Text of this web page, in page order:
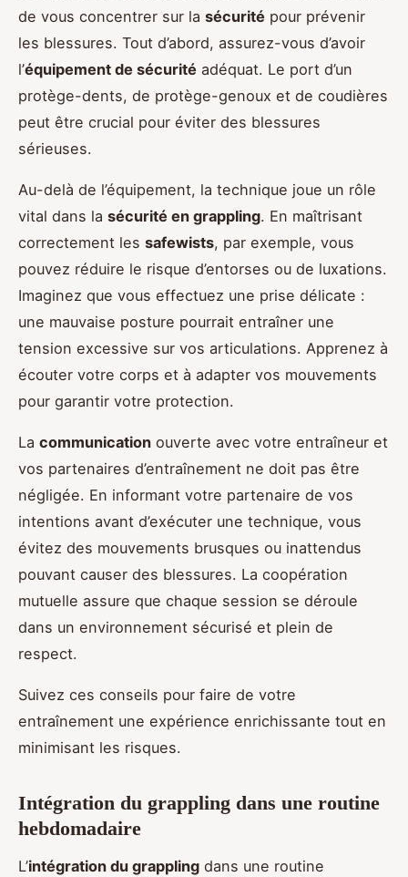
de vous concentrer sur la sécurité pour prévenir
les blessures. Tout d’abord, assurez-vous d’avoir
l’équipement de sécurité adéquat. Le port d’un
protège-dents, de protège-genoux et de coudières
peut être crucial pour éviter des blessures
sérieuses.
Au-delà de l’équipement, la technique joue un rôle
vital dans la sécurité en grappling. En maîtrisant
correctement les safewists, par exemple, vous
pouvez réduire le risque d’entorses ou de luxations.
Imaginez que vous effectuez une prise délicate :
une mauvaise posture pourrait entraîner une
tension excessive sur vos articulations. Apprenez à
écouter votre corps et à adapter vos mouvements
pour garantir votre protection.
La communication ouverte avec votre entraîneur et
vos partenaires d’entraînement ne doit pas être
négligée. En informant votre partenaire de vos
intentions avant d’exécuter une technique, vous
évitez des mouvements brusques ou inattendus
pouvant causer des blessures. La coopération
mutuelle assure que chaque session se déroule
dans un environnement sécurisé et plein de
respect.
Suivez ces conseils pour faire de votre
entraînement une expérience enrichissante tout en
minimisant les risques.
Intégration du grappling dans une routine
hebdomadaire
L’intégration du grappling dans une routine